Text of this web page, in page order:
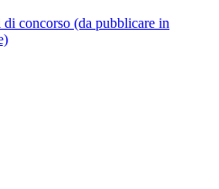
di concorso (da pubblicare in